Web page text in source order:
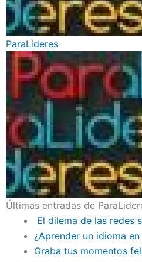
ParaLideres
Últimas entradas de
El dilema de las redes
¿Aprender un idioma
Graba tus momentos